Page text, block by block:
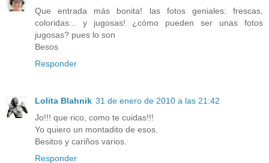
Que entrada más bonita! las fotos geniales: frescas,
coloridas... y jugosas! ¿cómo pueden ser unas fotos
jugosas? pues lo son
Besos
Responder
Lolita Blahnik 31 de enero de 2010 a las 21:42
Jo!!! que rico, como te cuidas!!!
Yo quiero un montadito de esos.
Besitos y cariños varios.
Responder